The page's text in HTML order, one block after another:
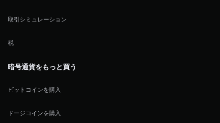
取引シミュレーション
税
暗号通貨をもっと買う
ビットコインを購入
ドージコインを購入